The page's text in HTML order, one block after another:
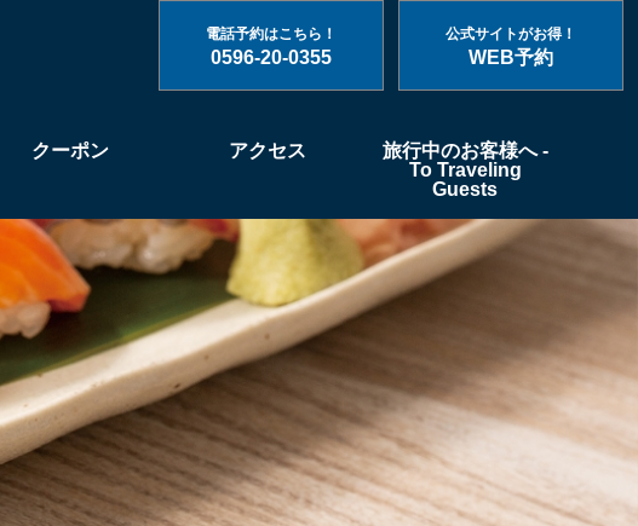
電話予約はこちら！
0596-20-0355
公式サイトがお得！
WEB予約
クーポン アクセス
旅行中のお客様へ -
To Traveling
Guests